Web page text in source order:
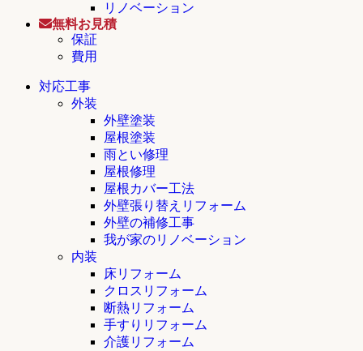
リノベーション
無料お見積
保証
費用
対応工事
外装
外壁塗装
屋根塗装
雨とい修理
屋根修理
屋根カバー工法
外壁張り替えリフォーム
外壁の補修工事
我が家のリノベーション
内装
床リフォーム
クロスリフォーム
断熱リフォーム
手すりリフォーム
介護リフォーム